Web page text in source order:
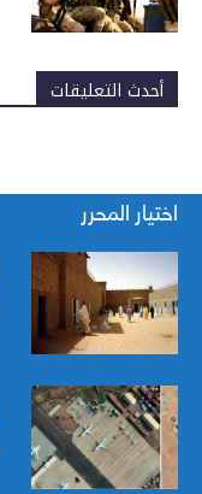
أحدث التعليقات
اختيار المحرر